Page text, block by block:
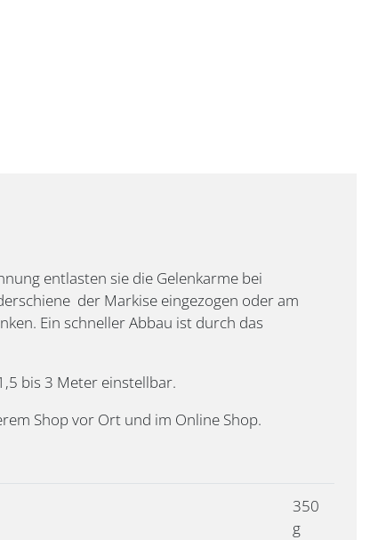
entlasten sie die Gelenkarme bei
der Markise eingezogen oder am
Ein schneller Abbau ist durch das
bis 3 Meter einstellbar.
Shop vor Ort und im Online Shop.
350
g